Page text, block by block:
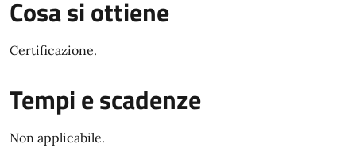
Cosa si ottiene
Certificazione.
Tempi e scadenze
Non applicabile.